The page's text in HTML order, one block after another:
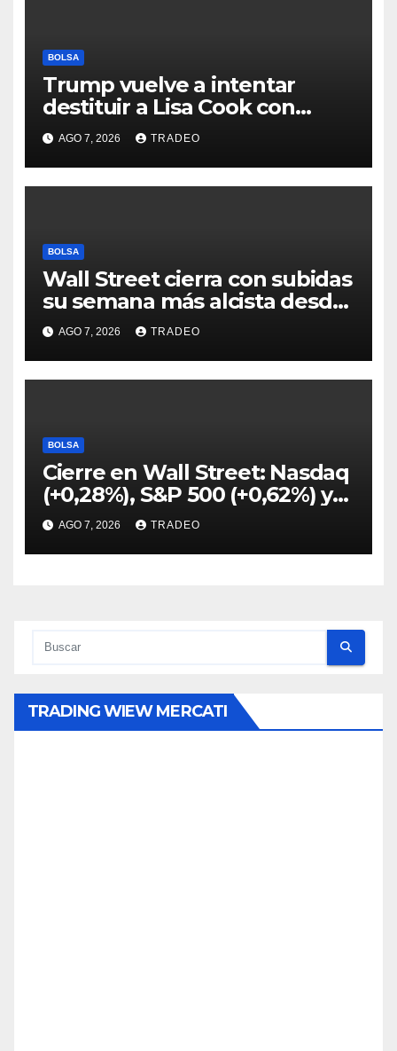
BOLSA
Trump vuelve a intentar
destituir a Lisa Cook con
acusaciones de fraude
hipotecario
AGO 7, 2026 TRADEO
BOLSA
Wall Street cierra con subidas
su semana más alcista desde
abril
AGO 7, 2026 TRADEO
BOLSA
Cierre en Wall Street: Nasdaq
(+0,28%), S&P 500 (+0,62%) y
Nasdaq (+1,30%)
AGO 7, 2026 TRADEO
TRADING WIEW MERCATI